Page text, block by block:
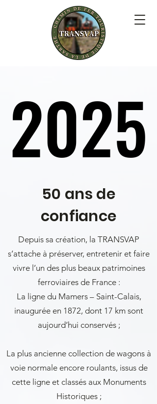
2025
2025
50 ans de
confiance
Depuis sa création, la TRANSVAP
s’attache à préserver, entretenir et faire
vivre l’un des plus beaux patrimoines
ferroviaires de France :
La ligne du Mamers – Saint-Calais,
inaugurée en 1872, dont 17 km sont
aujourd’hui conservés ;
La plus ancienne collection de wagons à
voie normale encore roulants, issus de
cette ligne et classés aux Monuments
Historiques ;